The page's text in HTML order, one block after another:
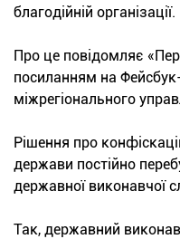
благодійній організації.
Про це повідомляє
посиланням на
міжрегіонального
Рішення про
держави постійно
державної виконавчої
Так, державний